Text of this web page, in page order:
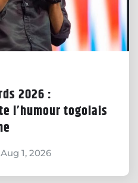
2026 :
l’humour togolais
Aug 1, 2026